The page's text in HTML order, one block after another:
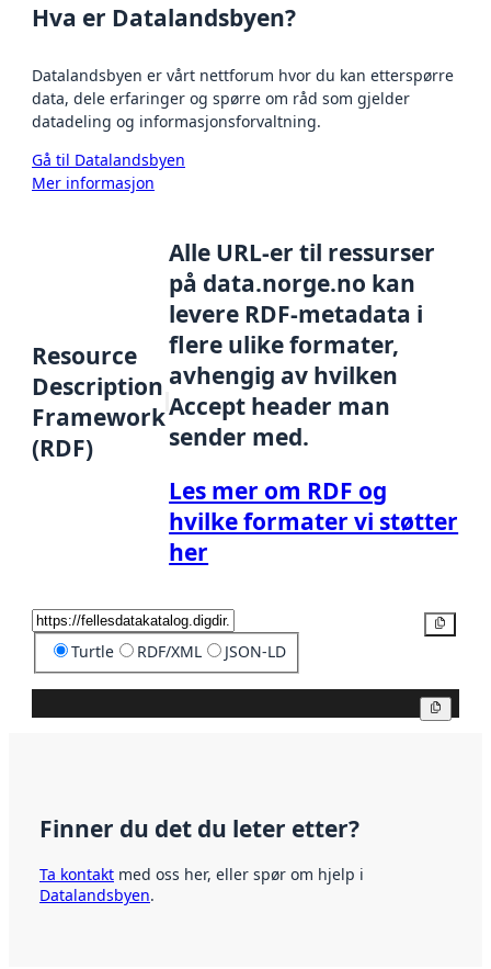
Hva er Datalandsbyen?
Datalandsbyen er vårt nettforum hvor du kan etterspørre
data, dele erfaringer og spørre om råd som gjelder
datadeling og informasjonsforvaltning.
Gå til Datalandsbyen
Mer informasjon
Resource
Description
Framework
(RDF)
Alle URL-er til ressurser
på data.norge.no kan
levere RDF-metadata i
flere ulike formater,
avhengig av hvilken
Accept header man
sender med.
Les mer om RDF og
hvilke formater vi støtter
her
Turtle RDF/XML JSON-LD
Finner du det du leter etter?
Ta kontakt med oss her, eller spør om hjelp i
Datalandsbyen.